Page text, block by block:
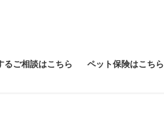
るご相談はこちら ペット保険はこちら